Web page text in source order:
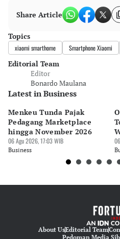
Share Article
Topics
xiaomi smarthome Smartphone Xiaomi
Editorial Team
Editor
Bonardo Maulana
Latest in Business
Menkeu Tunda Pajak
Pedagang Marketplace
hingga November 2026
06 Agu 2026, 17:03 WIB
Business
About UsEditorial Team
Pedoman Media